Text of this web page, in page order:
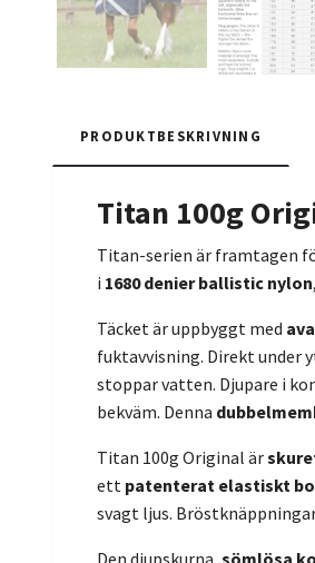
PRODUKTBESKRIVNING
Titan 100g
Titan-serien är framtagen
i 1680 denier ballistic nylon
Täcket är uppbyggt med
fuktavvisning. Direkt
stoppar vatten. Djupare i
bekväm. Denna
Titan 100g Original är
ett patenterat elastiskt
svagt ljus.
Den djupskurna, sömlösa